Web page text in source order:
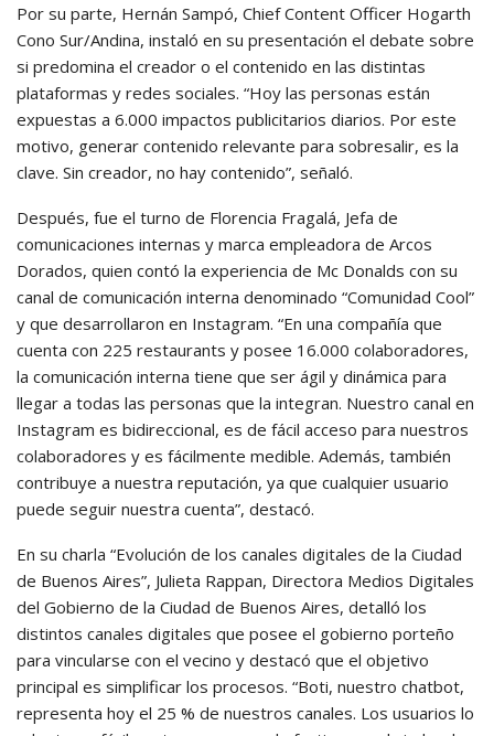
Por su parte, Hernán Sampó, Chief Content Officer Hogarth
Cono Sur/Andina, instaló en su presentación el debate sobre
si predomina el creador o el contenido en las distintas
plataformas y redes sociales. “Hoy las personas están
expuestas a 6.000 impactos publicitarios diarios. Por este
motivo, generar contenido relevante para sobresalir, es la
clave. Sin creador, no hay contenido”, señaló.
Después, fue el turno de Florencia Fragalá, Jefa de
comunicaciones internas y marca empleadora de Arcos
Dorados, quien contó la experiencia de Mc Donalds con su
canal de comunicación interna denominado “Comunidad Cool”
y que desarrollaron en Instagram. “En una compañía que
cuenta con 225 restaurants y posee 16.000 colaboradores,
la comunicación interna tiene que ser ágil y dinámica para
llegar a todas las personas que la integran. Nuestro canal en
Instagram es bidireccional, es de fácil acceso para nuestros
colaboradores y es fácilmente medible. Además, también
contribuye a nuestra reputación, ya que cualquier usuario
puede seguir nuestra cuenta”, destacó.
En su charla “Evolución de los canales digitales de la Ciudad
de Buenos Aires”, Julieta Rappan, Directora Medios Digitales
del Gobierno de la Ciudad de Buenos Aires, detalló los
distintos canales digitales que posee el gobierno porteño
para vincularse con el vecino y destacó que el objetivo
principal es simplificar los procesos. “Boti, nuestro chatbot,
representa hoy el 25 % de nuestros canales. Los usuarios lo